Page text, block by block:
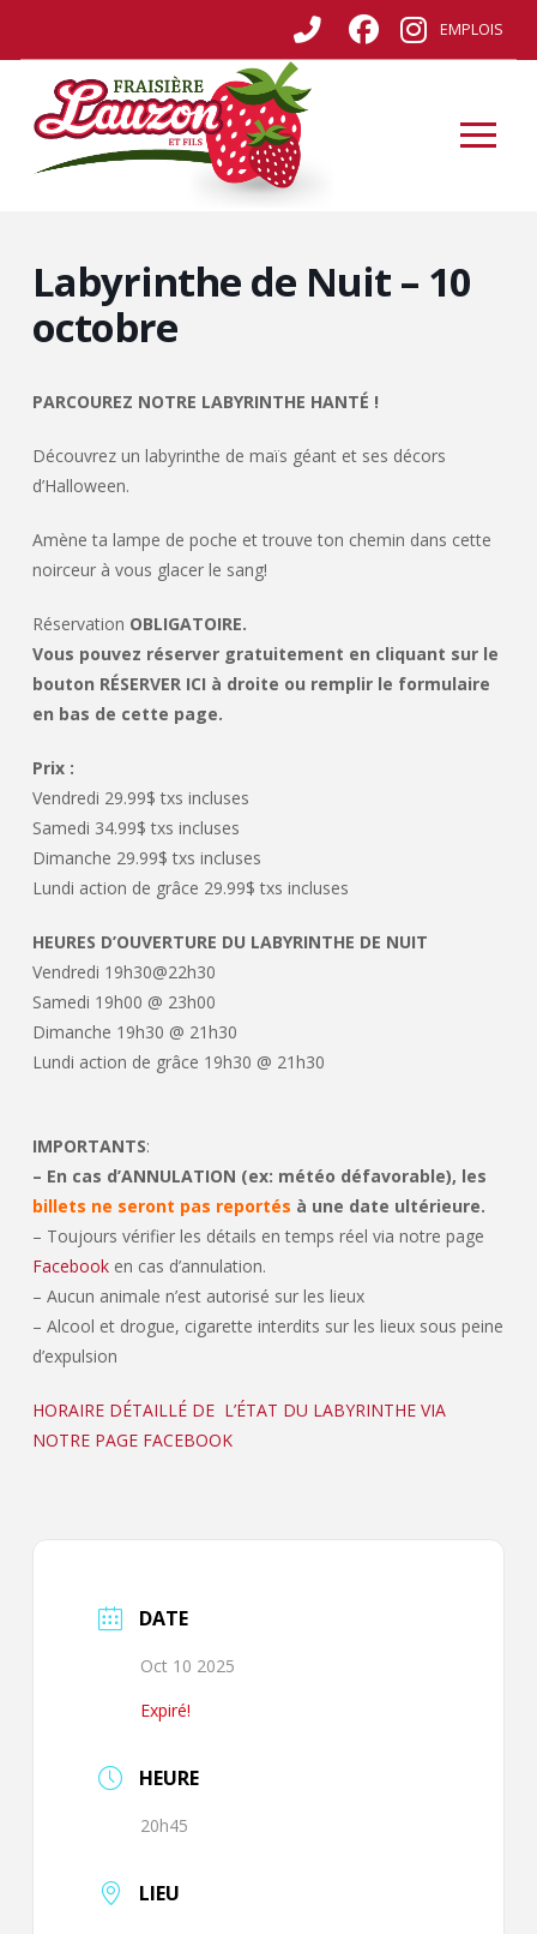
EMPLOIS
Labyrinthe de Nuit – 10
octobre
PARCOUREZ NOTRE LABYRINTHE HANTÉ !
Découvrez un labyrinthe de maïs géant et ses décors
d’Halloween.
Amène ta lampe de poche et trouve ton chemin dans cette
noirceur à vous glacer le sang!
Réservation OBLIGATOIRE.
Vous pouvez réserver gratuitement en cliquant sur le
bouton RÉSERVER ICI à droite ou remplir le formulaire
en bas de cette page.
Prix :
Vendredi 29.99$ txs incluses
Samedi 34.99$ txs incluses
Dimanche 29.99$ txs incluses
Lundi action de grâce 29.99$ txs incluses
HEURES D’OUVERTURE DU LABYRINTHE DE NUIT
Vendredi 19h30@22h30
Samedi 19h00 @ 23h00
Dimanche 19h30 @ 21h30
Lundi action de grâce 19h30 @ 21h30
IMPORTANTS:
– En cas d’ANNULATION (ex: météo défavorable), les
billets ne seront pas reportés à une date ultérieure.
– Toujours vérifier les détails en temps réel via notre page
Facebooken cas d’annulation.
– Aucun animale n’est autorisé sur les lieux
– Alcool et drogue, cigarette interdits sur les lieux sous peine
d’expulsion
HORAIRE DÉTAILLÉ DE L’ÉTAT DU LABYRINTHE VIA
NOTRE PAGE FACEBOOK
DATE
Oct 10 2025
Expiré!
HEURE
20h45
LIEU